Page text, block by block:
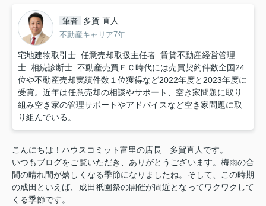
筆者 多賀 直人
不動産キャリア7年
宅地建物取引士 任意売却取扱主任者 賃貸不動産経営管理
士 相続診断士 不動産売買ＦＣ時代には売買契約件数全国24
位や不動産売却実績件数１位獲得など2022年度と2023年度に
受賞。近年は任意売却の相談やサポート、空き家問題に取り
組み空き家の管理サポートやアドバイスなど空き家問題に取
り組んでいる。
こんにちは！ハウスコミット富里の店長 多賀直人です。
いつもブログをご覧いただき、ありがとうございます。梅雨の合
間の晴れ間が嬉しくなる季節になりましたね。そして、この時期
の成田といえば、成田祇園祭の開催が間近となってワクワクして
くる季節です。